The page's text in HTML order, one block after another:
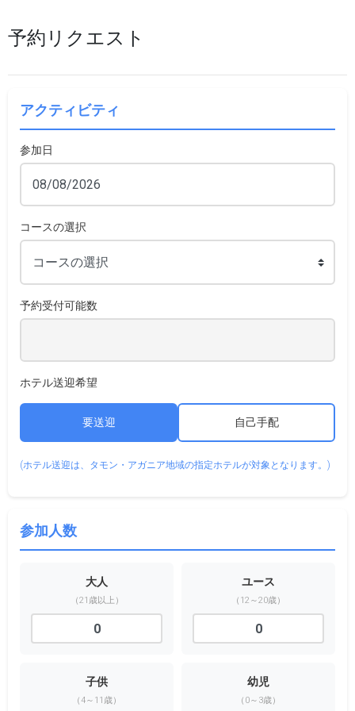
予約リクエスト
アクティビティ
参加日
コースの選択
予約受付可能数
ホテル送迎希望
要送迎 自己手配
(ホテル送迎は、タモン・アガニア地域の指定ホテルが対象となります。)
参加人数
大人
（21歳以上）
ユース
（12～20歳）
子供
（4～11歳）
幼児
（0～3歳）